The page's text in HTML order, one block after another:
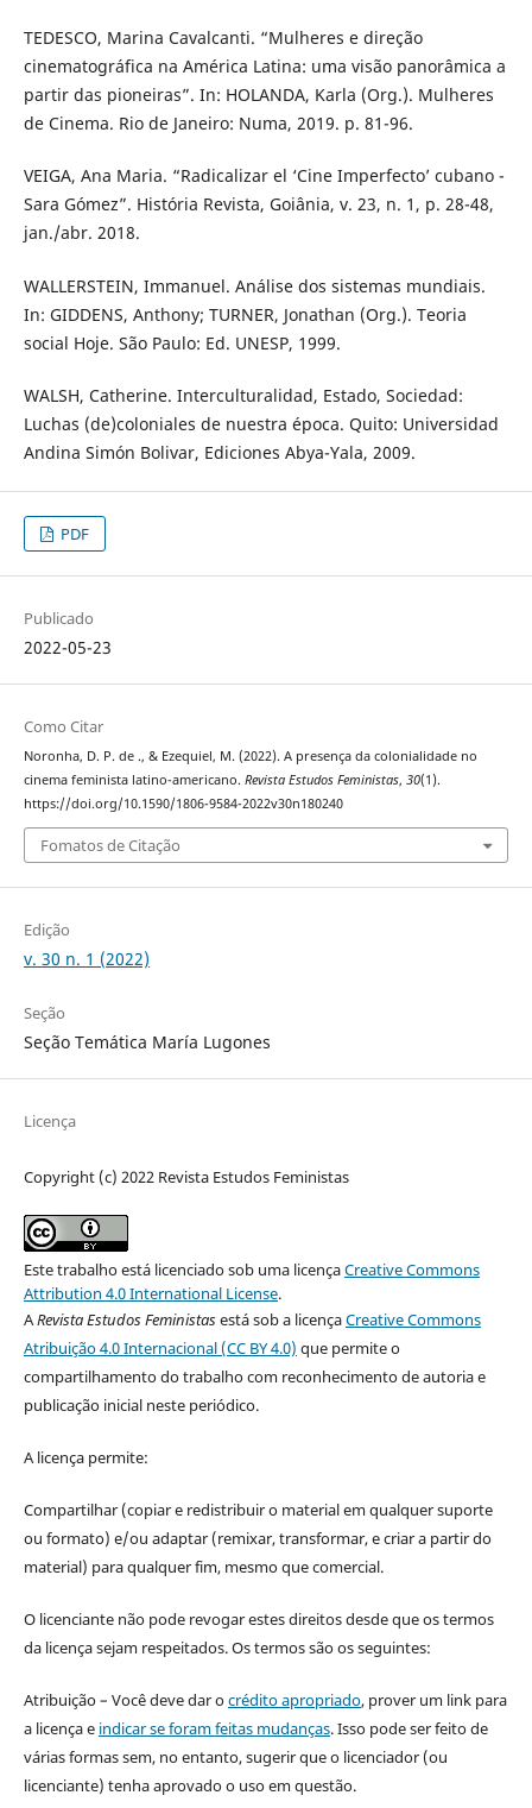
TEDESCO, Marina Cavalcanti. “Mulheres e direção
cinematográfica na América Latina: uma visão panorâmica a
partir das pioneiras”. In: HOLANDA, Karla (Org.). Mulheres
de Cinema. Rio de Janeiro: Numa, 2019. p. 81-96.
VEIGA, Ana Maria. “Radicalizar el ‘Cine Imperfecto’ cubano -
Sara Gómez”. História Revista, Goiânia, v. 23, n. 1, p. 28-48,
jan./abr. 2018.
WALLERSTEIN, Immanuel. Análise dos sistemas mundiais.
In: GIDDENS, Anthony; TURNER, Jonathan (Org.). Teoria
social Hoje. São Paulo: Ed. UNESP, 1999.
WALSH, Catherine. Interculturalidad, Estado, Sociedad:
Luchas (de)coloniales de nuestra época. Quito: Universidad
Andina Simón Bolivar, Ediciones Abya-Yala, 2009.
PDF
Publicado
2022-05-23
Como Citar
Noronha, D. P. de ., & Ezequiel, M. (2022). A presença da colonialidade no
cinema feminista latino-americano. Revista Estudos Feministas, 30(1).
https://doi.org/10.1590/1806-9584-2022v30n180240
Fomatos de Citação
Edição
v. 30 n. 1 (2022)
Seção
Seção Temática María Lugones
Licença
Copyright (c) 2022 Revista Estudos Feministas
Este trabalho está licenciado sob uma licençaCreative Commons
Attribution 4.0 International License.
ARevista Estudos Feministasestá sob a licençaCreative Commons
Atribuição 4.0 Internacional (CC BY 4.0) que permite o
compartilhamento do trabalho com reconhecimento de autoria e
publicação inicial neste periódico.
A licença permite:
Compartilhar (copiar e redistribuir o material em qualquer suporte
ou formato) e/ou adaptar (remixar, transformar, e criar a partir do
material) para qualquer fim, mesmo que comercial.
O licenciante não pode revogar estes direitos desde que os termos
da licença sejam respeitados. Os termos são os seguintes:
Atribuição – Você deve dar ocrédito apropriado, prover um link para
a licença e indicar se foram feitas mudanças. Isso pode ser feito de
várias formas sem, no entanto, sugerir que o licenciador (ou
licenciante) tenha aprovado o uso em questão.